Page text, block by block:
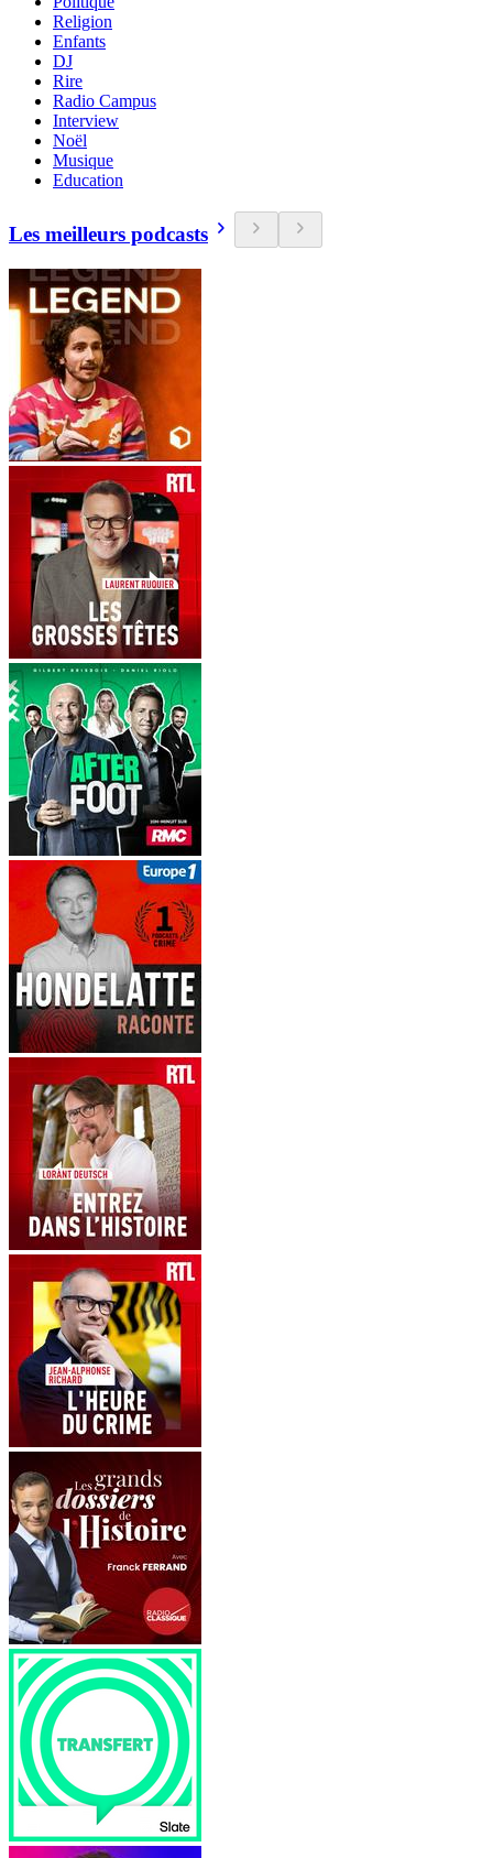
Religion
Enfants
DJ
Rire
Radio Campus
Interview
Noël
Musique
Education
Les meilleurs podcasts